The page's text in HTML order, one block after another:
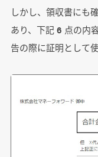
しかし、領収書にも
あり、下記 6 点の内
告の際に証明として